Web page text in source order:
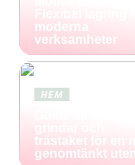
moderna
verksamheter
HEM
trästaket för en
genomtänkt